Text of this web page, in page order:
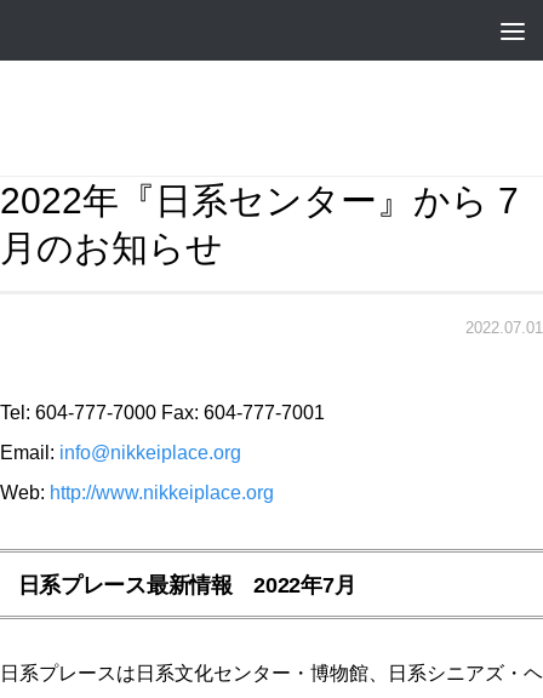
2022年『日系センター』から 7
月のお知らせ
2022.07.01
Tel: 604-777-7000 Fax: 604-777-7001
Email: info@nikkeiplace.org
Web: http://www.nikkeiplace.org
日系プレース最新情報 2022年7月
日系プレースは日系文化センター・博物館、日系シニアズ・ヘ